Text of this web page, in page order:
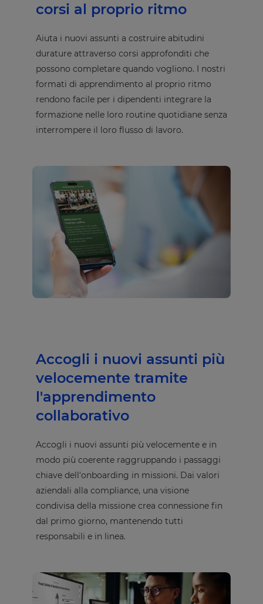
corsi al proprio ritmo
Aiuta i nuovi assunti a costruire abitudini
durature attraverso corsi approfonditi che
possono completare quando vogliono. I nostri
formati di apprendimento al proprio ritmo
rendono facile per i dipendenti integrare la
formazione nelle loro routine quotidiane senza
interrompere il loro flusso di lavoro.
Accogli i nuovi assunti più
velocemente tramite
l'apprendimento
collaborativo
Accogli i nuovi assunti più velocemente e in
modo più coerente raggruppando i passaggi
chiave dell'onboarding in missioni. Dai valori
aziendali alla compliance, una visione
condivisa della missione crea connessione fin
dal primo giorno, mantenendo tutti
responsabili e in linea.